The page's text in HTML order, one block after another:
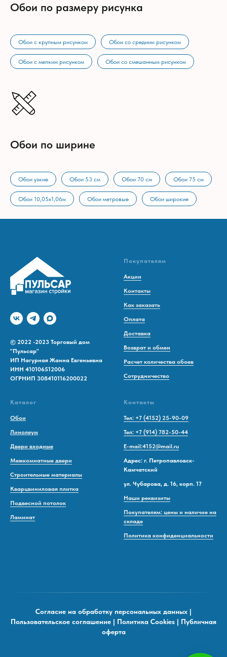
Обои по размеру рисунка
Обои с крупным рисунком Обои со средним рисунком
Обои с мелким рисунком Обои со смешанным рисунком
Обои по ширине
Обои узкие Обои 53 см Обои 70 см Обои 75 см
Обои 10,05х1,06м Обои метровые Обои широкие
© 2022 -2023 Торговый дом
"Пульсар"
ИП Нагурная Жанна Евгеньевна
ИНН 410106512006
ОГРНИП 308410116200022
Покупателям
Акции
Контакты
Как заказать
Оплата
Доставка
Возврат и обмен
Расчет количества обоев
Сотрудничество
Каталог
Обои
Линолеум
Двери входные
Межкомнатные двери
Строительные материалы
Кварцвиниловая плитка
Подвесной потолок
Ламинат
Контакты
Тел: +7 (4152) 25-90-09
Тел: +7 (914) 782-50-44
E-mail:4152@mail.ru
Адрес: г. Петропавловск-
Камчатский
ул. Чубарова, д. 16, корп. 17
Наши реквизиты
Покупателям: цены и наличие на
складе
Политика конфиденциальности
Согласие на обработку персональных данных |
Пользовательское соглашение | Политика Cookies | Публичная
оферта